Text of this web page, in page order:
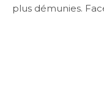
plus démunies.